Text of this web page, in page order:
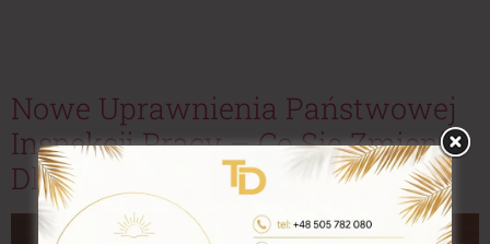
Nowe Uprawnienia Państwowej
Inspekcji Pracy – Co Się Zmienia
Dla Przedsiębiorców?